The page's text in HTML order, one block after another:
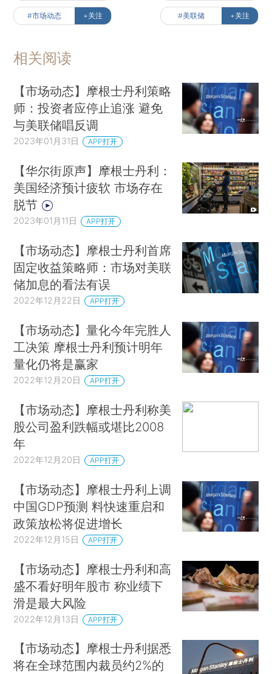
#市场动态 +关注 #美联储 +关注
相关阅读
【市场动态】摩根士丹利策略
师：投资者应停止追涨 避免
与美联储唱反调
2023年01月31日 APP打开
【华尔街原声】摩根士丹利：
美国经济预计疲软 市场存在
脱节
2023年01月11日 APP打开
【市场动态】摩根士丹利首席
固定收益策略师：市场对美联
储加息的看法有误
2022年12月22日 APP打开
【市场动态】量化今年完胜人
工决策 摩根士丹利预计明年
量化仍将是赢家
2022年12月20日 APP打开
【市场动态】摩根士丹利称美
股公司盈利跌幅或堪比2008
年
2022年12月20日 APP打开
【市场动态】摩根士丹利上调
中国GDP预测 料快速重启和
政策放松将促进增长
2022年12月15日 APP打开
【市场动态】摩根士丹利和高
盛不看好明年股市 称业绩下
滑是最大风险
2022年12月13日 APP打开
【市场动态】摩根士丹利据悉
将在全球范围内裁员约2%的